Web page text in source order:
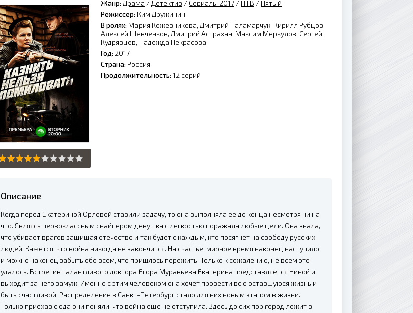
Жанр: Драма / Детектив / Сериалы 2017 / НТВ / Пятый
Режиссер: Ким Дружинин
В ролях: Мария Кожевникова, Дмитрий Паламарчук, Кирилл Рубцов,
Алексей Шевченков, Дмитрий Астрахан, Максим Меркулов, Сергей
Кудрявцев, Надежда Некрасова
Год: 2017
Страна: Россия
Продолжительность: 12 серий
Описание
Когда перед Екатериной Орловой ставили задачу, то она выполняла ее до конца несмотря ни на
что. Являясь первоклассным снайпером девушка с легкостью поражала любые цели. Она знала,
что убивает врагов защищая отечество и так будет с каждым, кто посягнет на свободу русских
людей. Кажется, что война никогда не закончится. На счастье, мирное время наконец наступило
и можно наконец забыть обо всем, что пришлось пережить. Только к сожалению, не всем это
удалось. Встретив талантливого доктора Егора Муравьева Екатерина представляется Ниной и
выходит за него замуж. Именно с этим человеком она хочет провести всю оставшуюся жизнь и
быть счастливой. Распределение в Санкт-Петербург стало для них новым этапом в жизни.
Только приехав сюда они поняли, что война еще не отступила. Здесь до сих пор город лежит в